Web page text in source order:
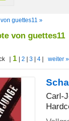
guettes11 »
von guettes11
| 1 2 3 4 weiter »
Carl-